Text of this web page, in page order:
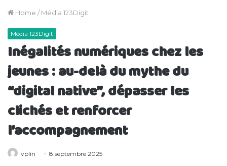
Home / Média 123Digit
Média 123Digit
Inégalités numériques chez les
jeunes : au-delà du mythe du
“digital native”, dépasser les
clichés et renforcer
l’accompagnement
vplin 8 septembre 2025